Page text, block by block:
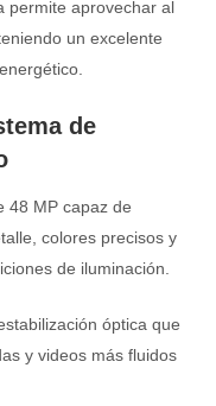
permite aprovechar al
un excelente
de
48 MP capaz de
colores precisos y
de iluminación.
óptica que
y videos más fluidos